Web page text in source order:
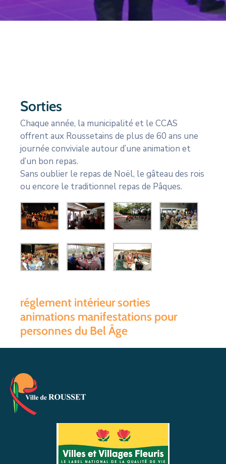
Sorties
Chaque année, la municipalité et le CCAS
offrent aux Roussetains de plus de 60 ans une
journée conviviale autour d’une animation et
d’un bon repas.
Sans oublier le repas de Noël, le gâteau des rois
ou encore le traditionnel repas de Pâques.
réglement intérieur sorties
animations manifestations pour
personnes du Bel Âge